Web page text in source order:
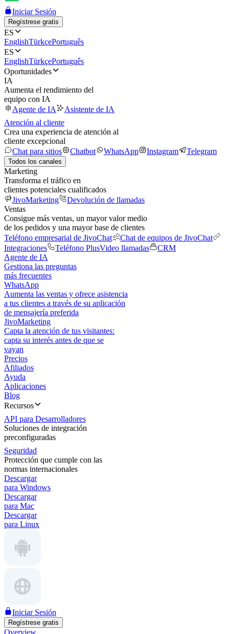
Iniciar Sesión
Regístrese gratis
ES
EnglishTürkçePortuguês
ES
EnglishTürkçePortuguês
Oportunidades
IA
Aumenta el rendimiento del
equipo con IA
Agente de IA
Asistente de IA
Atención al cliente
Crea una experiencia de atención al
cliente excepcional
Chat para sitios
Chatbot WhatsApp Instagram Telegram
Todos los canales
Marketing
Transforma el tráfico en
clientes potenciales cualificados
JivoMarketing
Devolución de llamadas
Ventas
Consigue más ventas, un mayor valor medio
de los pedidos y una mayor base de clientes
Teléfono empresarial de JivoChat
Chat de equipos de JivoChat
Integraciones
Teléfono PlusVideo llamadas
CRM
Agente de IA
Gestiona las preguntas
más frecuentes
WhatsApp
Aumenta las ventas y ofrece asistencia
a tus clientes a través de su aplicación
de mensajería preferida
JivoMarketing
Capta la atención de tus visitantes:
capta su interés antes de que se
vayan
Precios
Afiliados
Ayuda
Aplicaciones
Blog
Recursos
API para Desarrolladores
Soluciones de integración
preconfiguradas
Seguridad
Protección que cumple con las
normas internacionales
Descargar
para Windows
Descargar
para Mac
Descargar
para Linux
Iniciar Sesión
Regístrese gratis
Overview